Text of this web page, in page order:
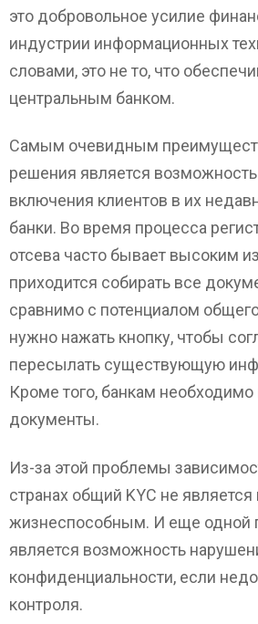
это добровольное усилие
индустрии информационных
словами, это не то, что
центральным банком.
Самым очевидным
решения является
включения клиентов в их
банки. Во время процесса
отсева часто бывает высоким
приходится собирать все
сравнимо с потенциалом
нужно нажать кнопку, чтобы
пересылать существующую
Кроме того, банкам необходимо
документы.
Из-за этой проблемы
странах общий KYC не
жизнеспособным. И еще одной
является возможность
конфиденциальности, если
контроля.